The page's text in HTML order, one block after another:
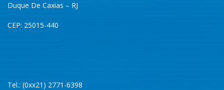
Duque De Caxias – RJ
CEP: 25015-440
Tel.: (0xx21) 2771-6398